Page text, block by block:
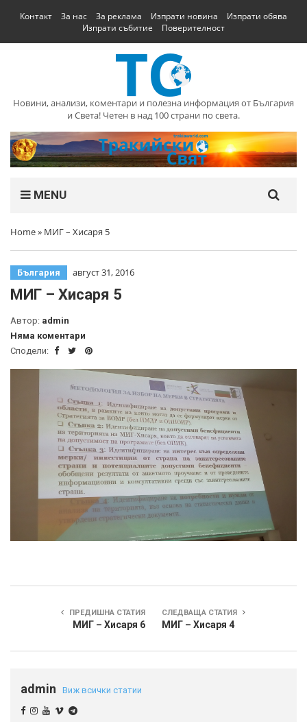
Контакт За нас За реклама Изпрати новина
Изпрати обява
Изпрати събитие
Поверителност
Новини, анализи, коментари и полезна информация от България
и Света! Четен в над 100 страни по света.
MENU
Home» МИГ – Хисаря 5
България август 31, 2016
МИГ – Хисаря 5
Автор: admin
Няма коментари
Сподели:
ПРЕДИШНА СТАТИЯ
МИГ – Хисаря 6
СЛЕДВАЩА СТАТИЯ
МИГ – Хисаря 4
admin Виж всички статии